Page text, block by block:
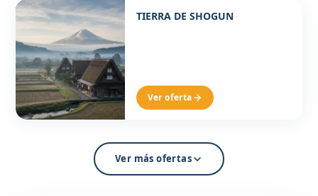
Desde 3630€ p/p
12 DÍAS 9 NOCHES
TIERRA DE SHOGUN
Ver oferta
Ver más ofertas